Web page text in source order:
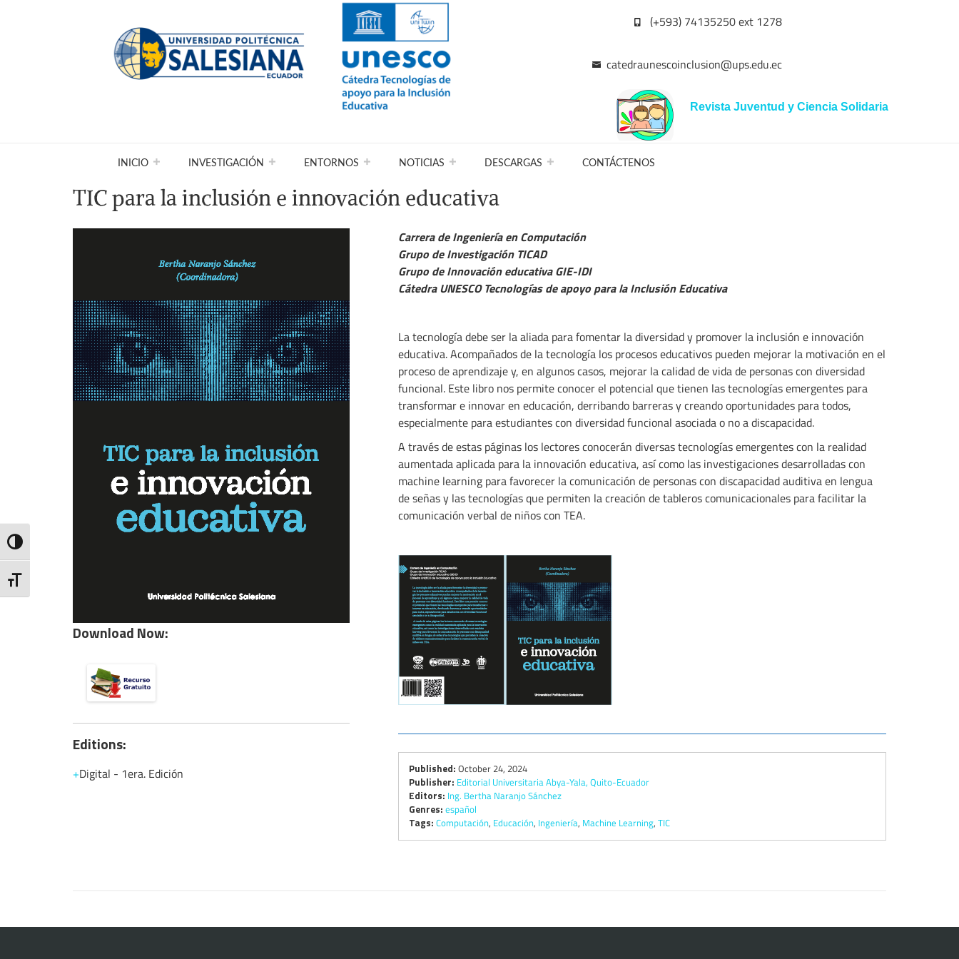
Toggle High Contrast
Toggle Font size
(+593) 74135250 ext 1278
catedraunescoinclusion@ups.edu.ec
Revista Juventud y Ciencia Solidaria
INICIO INVESTIGACIÓN ENTORNOS NOTICIAS DESCARGAS CONTÁCTENOS
TIC para la inclusión e innovación educativa
Download Now:
Editions:
Digital - 1era. Edición
Carrera de Ingeniería en Computación
Grupo de Investigación TICAD
Grupo de Innovación educativa GIE-IDI
Cátedra UNESCO Tecnologías de apoyo para la Inclusión Educativa
La tecnología debe ser la aliada para fomentar la diversidad y promover la inclusión e innovación
educativa. Acompañados de la tecnología los procesos educativos pueden mejorar la motivación en el
proceso de aprendizaje y, en algunos casos, mejorar la calidad de vida de personas con diversidad
funcional. Este libro nos permite conocer el potencial que tienen las tecnologías emergentes para
transformar e innovar en educación, derribando barreras y creando oportunidades para todos,
especialmente para estudiantes con diversidad funcional asociada o no a discapacidad.
A través de estas páginas los lectores conocerán diversas tecnologías emergentes con la realidad
aumentada aplicada para la innovación educativa, así como las investigaciones desarrolladas con
machine learning para favorecer la comunicación de personas con discapacidad auditiva en lengua
de señas y las tecnologías que permiten la creación de tableros comunicacionales para facilitar la
comunicación verbal de niños con TEA.
Published: October 24, 2024
Publisher: Editorial Universitaria Abya-Yala, Quito-Ecuador
Editors: Ing. Bertha Naranjo Sánchez
Genres: español
Tags: Computación, Educación, Ingeniería, Machine Learning, TIC